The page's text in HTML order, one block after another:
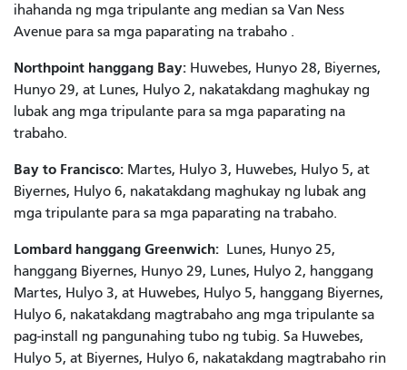
ihahanda ng mga tripulante ang median sa Van Ness
Avenue para sa mga paparating na trabaho .
Northpoint hanggang Bay: Huwebes, Hunyo 28, Biyernes,
Hunyo 29, at Lunes, Hulyo 2, nakatakdang maghukay ng
lubak ang mga tripulante para sa mga paparating na
trabaho.
Bay to Francisco: Martes, Hulyo 3, Huwebes, Hulyo 5, at
Biyernes, Hulyo 6, nakatakdang maghukay ng lubak ang
mga tripulante para sa mga paparating na trabaho.
Lombard hanggang Greenwich: Lunes, Hunyo 25,
hanggang Biyernes, Hunyo 29, Lunes, Hulyo 2, hanggang
Martes, Hulyo 3, at Huwebes, Hulyo 5, hanggang Biyernes,
Hulyo 6, nakatakdang magtrabaho ang mga tripulante sa
pag-install ng pangunahing tubo ng tubig. Sa Huwebes,
Hulyo 5, at Biyernes, Hulyo 6, nakatakdang magtrabaho rin